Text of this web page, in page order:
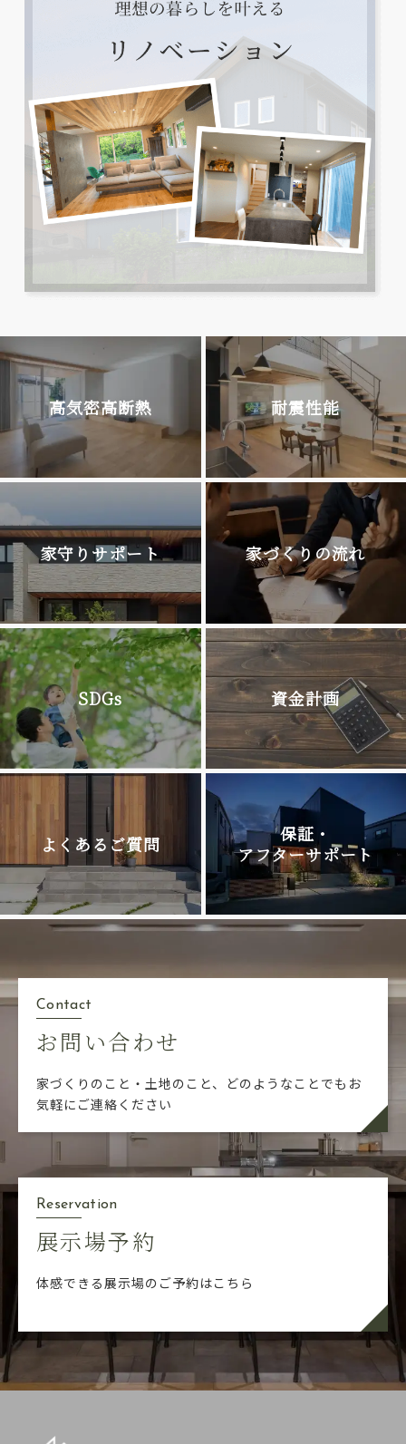
高気密高断熱 耐震性能
家守りサポート 家づくりの流れ
SDGs 資金計画
よくあるご質問
保証・
アフターサポート
Contact
お問い合わせ
家づくりのこと・土地のこと、どのようなことでも お
気軽にご連絡ください
Reservation
展示場予約
体感できる展示場のご予約はこちら